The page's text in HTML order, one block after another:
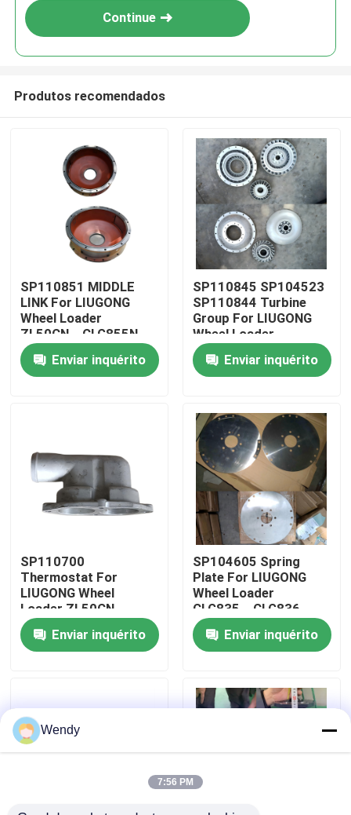
Casa
Vídeos
Sobre nós
Excursão da fábrica
Controle da qualidade
Notícia
Casos
Continue
Produtos recomendados
SP110851 MIDDLE
LINK For LIUGONG
Wheel Loader
ZL50CN、CLG855N、
CLG856、CLG860H
CLG870H、CLG888
Enviar inquérito
SP110845 SP104523
SP110844 Turbine
Group For LIUGONG
Wheel Loader
CLG835、CLG836、
ZL50CN ZL30E
CLG888、CLG890
Enviar inquérito
SP110700
Thermostat For
LIUGONG Wheel
Loader ZL50CN、
CLG855N、CLG856
CLG835、CLG836
Excavator CLG920E、
Enviar inquérito
SP104605 Spring
Plate For LIUGONG
Wheel Loader
CLG835、CLG836、
ZL30E CLG855、
CLG855N CLG888、
CLG890
Enviar inquérito
Wendy
7:56 PM